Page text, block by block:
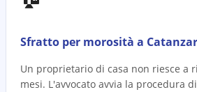
Sfratto per morosità a
Un proprietario di casa non riesce a
mesi. L'avvocato avvia la procedura